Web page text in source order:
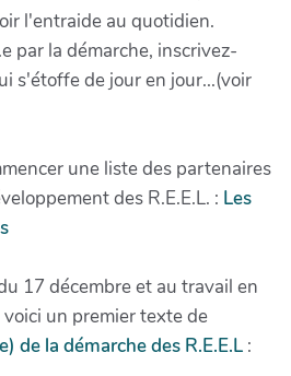
l'entraide au quotidien.
par la démarche, inscrivez-
s'étoffe de jour en jour...(voir
une liste des partenaires
des R.E.E.L. : Les
17 décembre et au travail en
un premier texte de
de la démarche des R.E.E.L :